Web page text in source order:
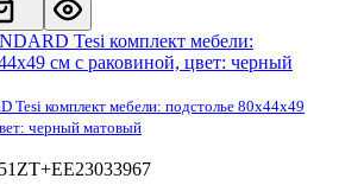
Tesi комплект мебели: подстолье 80x44x49
черный матовый